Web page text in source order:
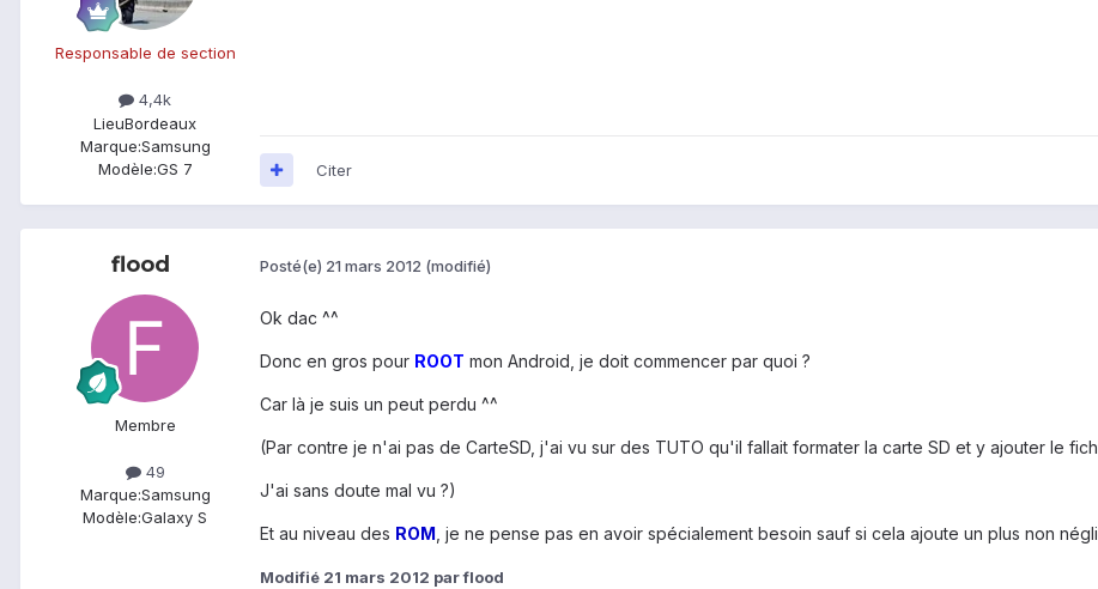
Responsable de section
4,4k
LieuBordeaux
Marque:Samsung
Modèle:GS 7 Citer
flood
Membre
49
Marque:Samsung
Modèle:Galaxy S
Posté(e) 21 mars 2012 (modifié)
Ok dac ^^
Donc en gros pour ROOT mon Android, je doit commencer par quoi ?
Car là je suis un peut perdu ^^
(Par contre je n'ai pas de CarteSD, j'ai vu sur des TUTO qu'il fallait formater la carte SD et y ajouter le
J'ai sans doute mal vu ?)
Et au niveau des ROM , je ne pense pas en avoir spécialement besoin sauf si cela ajoute un plus non
Modifié 21 mars 2012 par flood